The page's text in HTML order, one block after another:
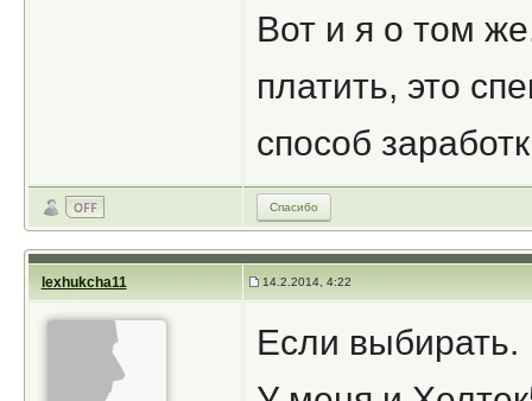
Вот и я о том
платить, это
способ
Спасибо
lexhukcha11 14.2.2014, 4:22
Если выбирать.